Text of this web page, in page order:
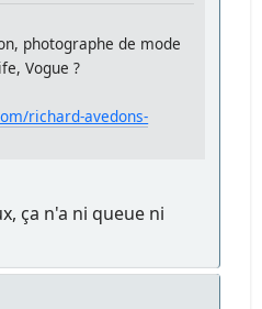
photographe de mode
Vogue ?
richard-avedons-
ça n'a ni queue ni